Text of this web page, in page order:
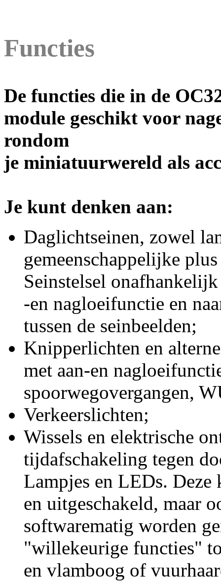
Functies
De functies die in de
module geschikt voor
rondom
je miniatuurwereld als
Je kunt denken aan:
Daglichtseinen, zowel
gemeenschappelijke
Seinstelsel
-en nagloeifunctie en
tussen de seinbeelden;
Knipperlichten en
met aan-en
spoorwegovergangen,
Verkeerslichten;
Wissels en elektrische
tijdafschakeling tegen
Lampjes en LEDs. Deze
en uitgeschakeld, maar
softwarematig worden
"willekeurige functies"
en vlamboog of